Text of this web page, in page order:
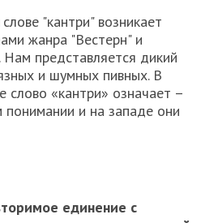
"кантри" возникает
жанра "Вестерн" и
представляется дикий
и шумных пивных. В
слово «кантри» означает –
и на западе они
единение с